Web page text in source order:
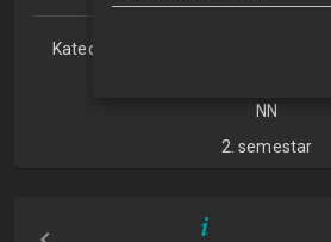
Katedra za teorijske i primijenjene
NN
2. semestar